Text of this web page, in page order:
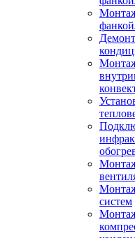
систем